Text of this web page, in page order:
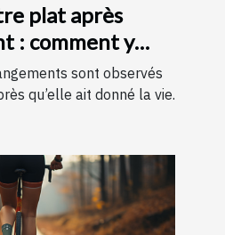
plat après
: comment y
sont observés
qu’elle ait donné la vie.